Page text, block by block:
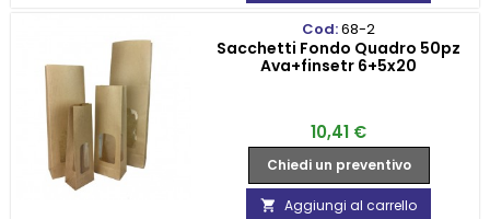
Cod:68-2
Sacchetti Fondo Quadro 50pz
Ava+finsetr 6+5x20
Prezzo
10,41 €
Chiedi un preventivo
 Aggiungi al carrello